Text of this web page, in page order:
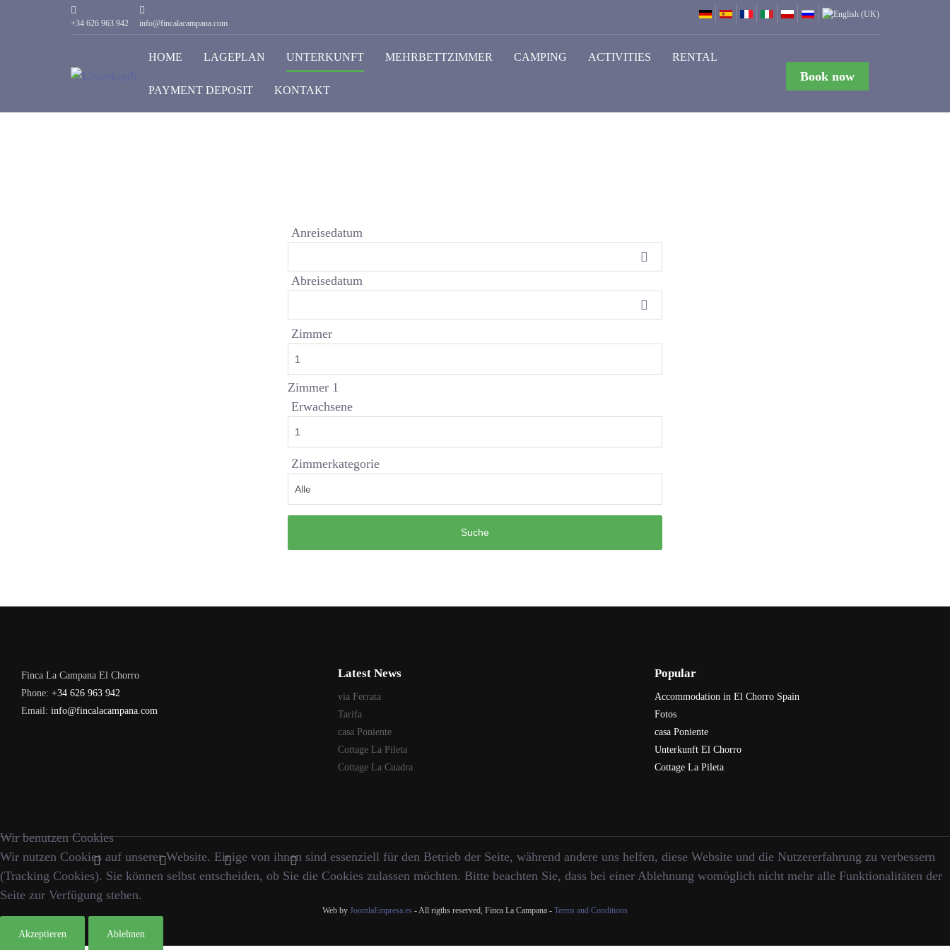
+34 626 963 942 info@fincalacampana.com
HOME LAGEPLAN UNTERKUNFT MEHRBETTZIMMER CAMPING ACTIVITIES RENTAL
PAYMENT DEPOSIT KONTAKT
Book now
Anreisedatum
Abreisedatum
Zimmer
Zimmer 1
Erwachsene
Zimmerkategorie
Suche
Finca La Campana El Chorro
Phone: +34 626 963 942
Email: info@fincalacampana.com
Latest News
via Ferrata
Tarifa
casa Poniente
Cottage La Pileta
Cottage La Cuadra
Popular
Accommodation in El Chorro Spain
Fotos
casa Poniente
Unterkunft El Chorro
Cottage La Pileta
Web by JoomlaEmpresa.es - All rigths reserved, Finca La Campana - Terms and Conditions
Wir benutzen Cookies
Wir nutzen Cookies auf unserer Website. Einige von ihnen sind essenziell für den Betrieb der Seite, während andere uns helfen, diese Website und die Nutzererfahrung zu verbessern
(Tracking Cookies). Sie können selbst entscheiden, ob Sie die Cookies zulassen möchten. Bitte beachten Sie, dass bei einer Ablehnung womöglich nicht mehr alle Funktionalitäten der
Seite zur Verfügung stehen.
Akzeptieren Ablehnen